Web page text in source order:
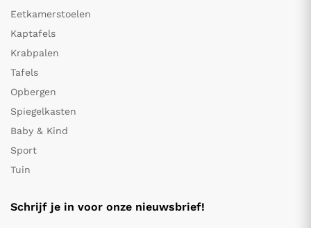
Eetkamerstoelen
Kaptafels
Krabpalen
Tafels
Opbergen
Spiegelkasten
Baby & Kind
Sport
Tuin
Schrijf je in voor onze nieuwsbrief!